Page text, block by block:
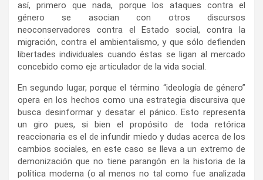
así, primero que nada, porque los ataques contra el
género se asocian con otros discursos
neoconservadores contra el Estado social, contra la
migración, contra el ambientalismo, y que sólo defienden
libertades individuales cuando éstas se ligan al mercado
concebido como eje articulador de la vida social.
En segundo lugar, porque el término “ideología de género”
opera en los hechos como una estrategia discursiva que
busca desinformar y desatar el pánico. Esto representa
un giro pues, si bien el propósito de toda retórica
reaccionaria es el de infundir miedo y dudas acerca de los
cambios sociales, en este caso se lleva a un extremo de
demonización que no tiene parangón en la historia de la
política moderna (o al menos no tal como fue analizada